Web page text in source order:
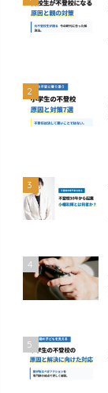
2
3
4
5